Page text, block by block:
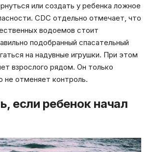
или создать у ребенка ложное
CDC отдельно отмечает, что
водоемов стоит
подобранный спасательный
на надувные игрушки. При этом
взрослого рядом. Он только
не отменяет контроль.
если ребенок начал